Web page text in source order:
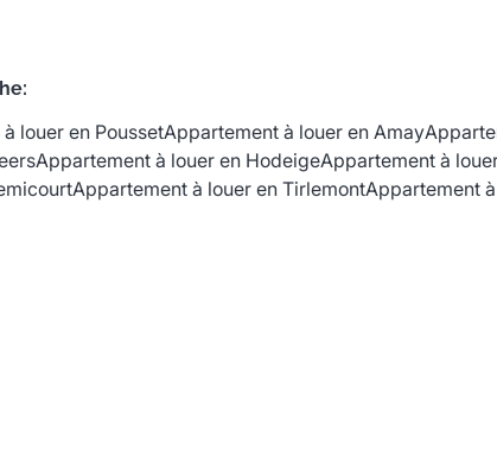
:
à louer en PoussetAppartement à louer en Amay
Appartement à louer en HodeigeAppartement à
Appartement à louer en TirlemontAppartement